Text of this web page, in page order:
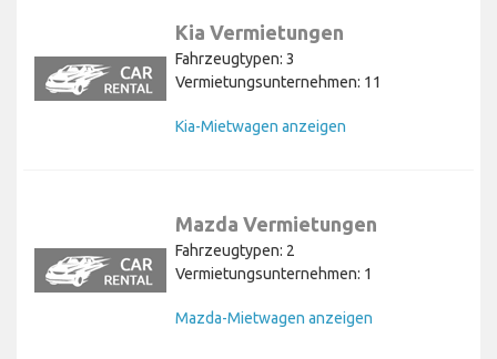
Kia Vermietungen
Fahrzeugtypen: 3
Vermietungsunternehmen: 11
Kia-Mietwagen anzeigen
Mazda Vermietungen
Fahrzeugtypen: 2
Vermietungsunternehmen: 1
Mazda-Mietwagen anzeigen